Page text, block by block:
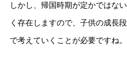
しかし、帰国時期が定かではな
く存在しますので、子供の成長
で考えていくことが必要ですね。